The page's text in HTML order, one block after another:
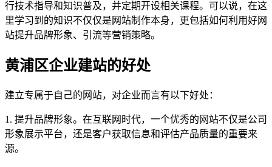
行技术指导和知识普及，并定期开设相关课程。可以说，在这
里学习到的知识不仅仅是网站制作本身，更包括如何利用好网
站提升品牌形象、引流等营销策略。
黄浦区企业建站的好处
建立专属于自己的网站，对企业而言有以下好处：
1. 提升品牌形象。在互联网时代，一个优秀的网站不仅是公司
形象展示平台，还是客户获取信息和评估产品质量的重要来
源。